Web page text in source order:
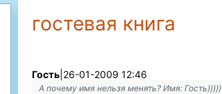
гостевая книга
Гость 26-01-2009 12:46
А почему имя нельзя менять? Имя: Гость)))))